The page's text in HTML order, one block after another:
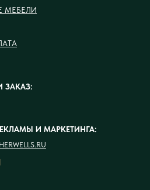
ЗАКАЗ:
МЕБЕЛИ
И МАРКЕТИНГА: